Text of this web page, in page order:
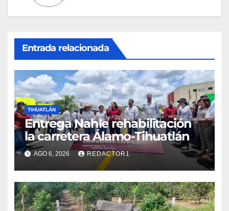
Entrada relacionada
TIHUATLÁN
Entrega Nahle rehabilitación
la carretera Álamo-Tihuatlán
AGO 6, 2026 REDACTOR1